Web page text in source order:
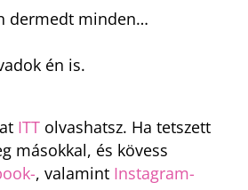
dermedt minden…
én is.
ITT olvashatsz. Ha tetszett
másokkal, és kövess
, valamint Instagram-